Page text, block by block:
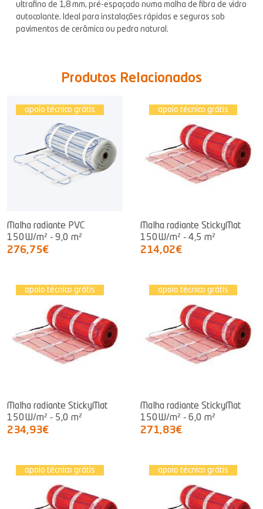
ultrafino de 1,8 mm, pré-espaçado numa malha de fibra de vidro
autocolante. Ideal para instalações rápidas e seguras sob
pavimentos de cerâmica ou pedra natural.
Produtos Relacionados
apoio técnico grátis
Malha radiante PVC
150W/m² - 9,0 m²
276,75€
apoio técnico grátis
Malha radiante StickyMat
150W/m² - 4,5 m²
214,02€
apoio técnico grátis
Malha radiante StickyMat
150W/m² - 5,0 m²
234,93€
apoio técnico grátis
Malha radiante StickyMat
150W/m² - 6,0 m²
271,83€
apoio técnico grátis apoio técnico grátis